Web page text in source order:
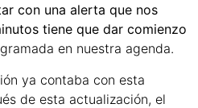
con una alerta que nos
tiene que dar comienzo
en nuestra agenda.
ya contaba con esta
de esta actualización, el